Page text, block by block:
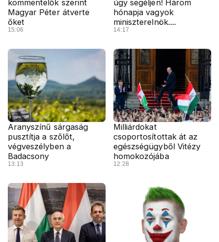
kommentelők szerint
Magyar Péter átverte
őket
15:06
úgy segéljen! Három
hónapja vagyok
miniszterelnök....
14:17
Aranyszínű sárgaság
pusztítja a szőlőt,
végveszélyben a
Badacsony
13:13
Milliárdokat
csoportosítottak át az
egészségügyből Vitézy
homokozójába
12:28